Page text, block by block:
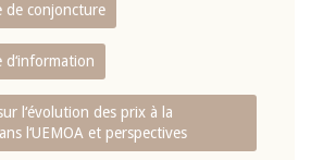
de conjoncture
l‘évolution des prix à la
l‘UEMOA et perspectives